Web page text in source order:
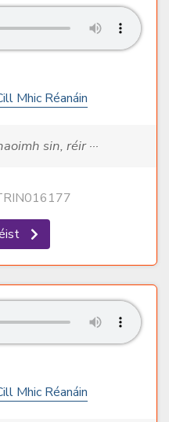
Mhic Réanáin
sin, réir ···
Mhic Réanáin